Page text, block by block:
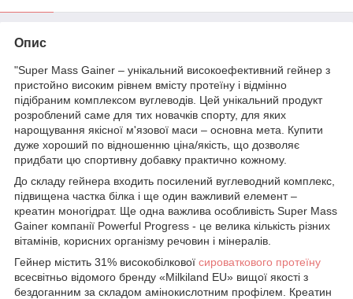
Опис
"Super Mass Gainer – унікальний високоефективний гейнер з
пристойно високим рівнем вмісту протеїну і відмінно
підібраним комплексом вуглеводів. Цей унікальний продукт
розроблений саме для тих новачків спорту, для яких
нарощування якісної м'язової маси – основна мета. Купити
дуже хороший по відношенню ціна/якість, що дозволяє
придбати цю спортивну добавку практично кожному.
До складу гейнера входить посилений вуглеводний комплекс,
підвищена частка білка і ще один важливий елемент –
креатин моногідрат. Ще одна важлива особливість Super Mass
Gainer компанії Powerful Progress - це велика кількість різних
вітамінів, корисних організму речовин і мінералів.
Гейнер містить 31% високобілкової сироваткового протеїну
всесвітньо відомого бренду «Milkiland EU» вищої якості з
бездоганним за складом амінокислотним профілем. Креатин